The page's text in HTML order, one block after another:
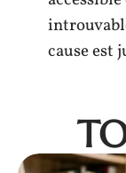
cause est